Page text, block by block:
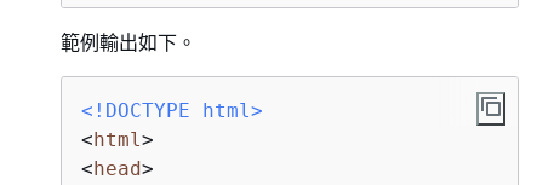
範例輸出如下。
<!DOCTYPE html>
<html>
<head>